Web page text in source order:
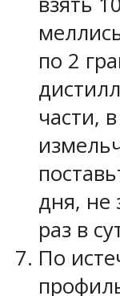
по 2
части,
дня, не
раз в
По